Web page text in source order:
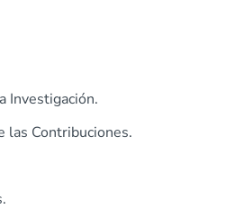
Investigación.
las Contribuciones.